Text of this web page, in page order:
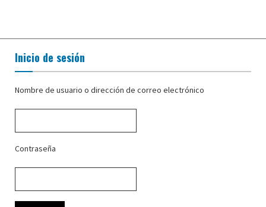
Inicio de sesión
Nombre de usuario o dirección de correo electrónico
Contraseña